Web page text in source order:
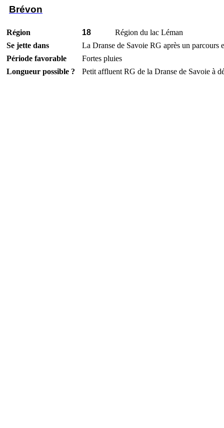
Brévon
Région 18
Région du lac Léman
Se jette dans
La Dransede Savoie RG après un parcours
Période favorable
Fortes pluies
Longueur possible ?
Petit affluent RG de la Dransede Savoie à